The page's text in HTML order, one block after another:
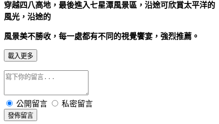
穿越四八高地，最後進入七星潭風景區，沿途可欣賞太平洋的
風光，沿途的
風景美不勝收，每一處都有不同的視覺饗宴，強烈推薦。
載入更多
公開留言 私密留言
發佈留言